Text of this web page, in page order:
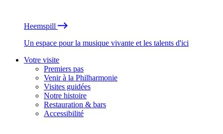
Heemspill
Un espace pour la musique vivante et les talents d'ici
Votre visite
Premiers pas
Venir à la Philharmonie
Visites guidées
Notre histoire
Restauration & bars
Accessibilité